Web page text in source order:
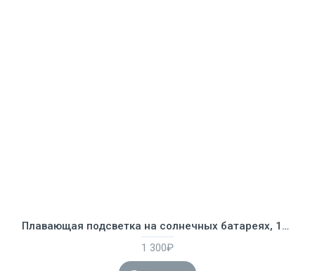
Плавающая подсветка на солнечных батареях, 18см, Bestway 58111
1 300₽